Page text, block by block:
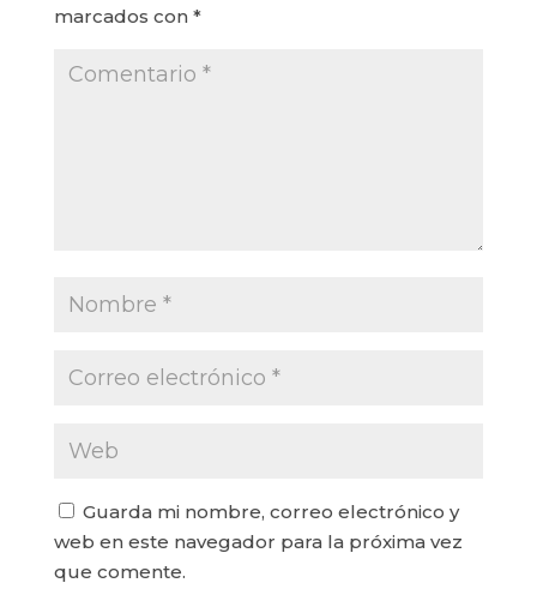
marcados con *
Guarda mi nombre, correo electrónico y
web en este navegador para la próxima vez
que comente.